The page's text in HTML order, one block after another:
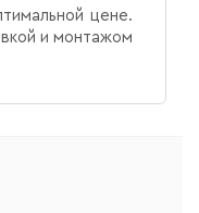
цене.
и монтажом